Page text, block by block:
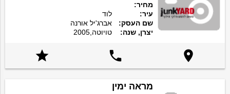
מחיר:
עיר:
לוד
שם העסק:
אברג'יל אורנה
יצרן, שנה:
טויוטה,2005



מראה ימין